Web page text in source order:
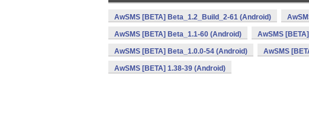
AwSMS [BETA] Beta_1.2_Build_2-61 (Android)
AwSMS [BETA] Beta_1.1-60 (Android) AwSMS
AwSMS [BETA] Beta_1.0.0-54 (Android) AwSMS
AwSMS [BETA] 1.38-39 (Android)